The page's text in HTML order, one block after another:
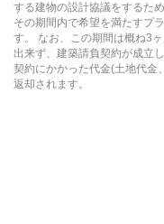
する建物の設計協議をするた
その期間内で希望を満たすプ
す。 なお、この期間は概ね3
出来ず、建築請負契約が成立
契約にかかった代金(土地代金
返却されます。